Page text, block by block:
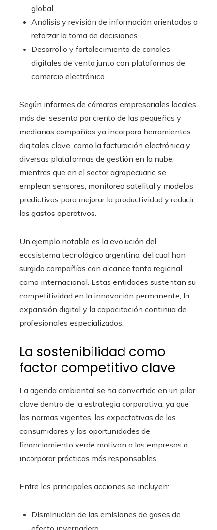
global.
Análisis y revisión de información orientados a
reforzar la toma de decisiones.
Desarrollo y fortalecimiento de canales
digitales de venta junto con plataformas de
comercio electrónico.
Según informes de cámaras empresariales locales,
más del sesenta por ciento de las pequeñas y
medianas compañías ya incorpora herramientas
digitales clave, como la facturación electrónica y
diversas plataformas de gestión en la nube,
mientras que en el sector agropecuario se
emplean sensores, monitoreo satelital y modelos
predictivos para mejorar la productividad y reducir
los gastos operativos.
Un ejemplo notable es la evolución del
ecosistema tecnológico argentino, del cual han
surgido compañías con alcance tanto regional
como internacional. Estas entidades sustentan su
competitividad en la innovación permanente, la
expansión digital y la capacitación continua de
profesionales especializados.
La sostenibilidad como
factor competitivo clave
La agenda ambiental se ha convertido en un pilar
clave dentro de la estrategia corporativa, ya que
las normas vigentes, las expectativas de los
consumidores y las oportunidades de
financiamiento verde motivan a las empresas a
incorporar prácticas más responsables.
Entre las principales acciones se incluyen:
Disminución de las emisiones de gases de
efecto invernadero.